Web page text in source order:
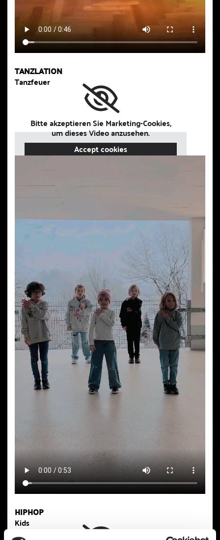
TANZLATION
Tanzfeuer
Bitte akzeptieren Sie Marketing-Cookies,
um dieses Video anzusehen.
Accept cookies
HIPHOP
Kids